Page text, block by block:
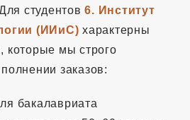
студентов6. Институт
(ИИиС) характерны
мы строго
заказов:
бакалавриата